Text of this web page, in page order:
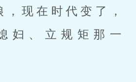
，现在时代变了，
妇、立规矩那一